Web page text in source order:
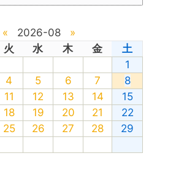
« 2026-08
»
火 水 木 金
土
1
4 5 6 7
8
11 12 13 14
15
18 19 20 21
22
25 26 27 28
29